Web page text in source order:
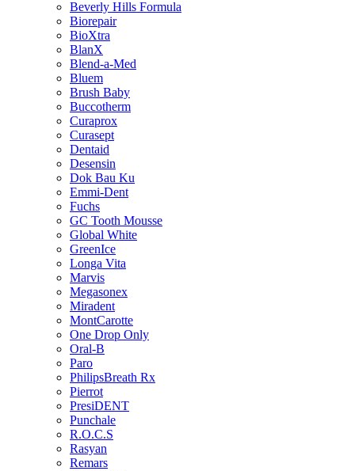
Beverly Hills Formula
Biorepair
BioXtra
BlanX
Blend-a-Med
Bluem
Brush Baby
Buccotherm
Curaprox
Curasept
Dentaid
Desensin
Dok Bau Ku
Emmi-Dent
Fuchs
GC Tooth Mousse
Global White
GreenIce
Longa Vita
Marvis
Megasonex
Miradent
MontCarotte
One Drop Only
Oral-B
Paro
PhilipsBreath Rx
Pierrot
PresiDENT
Punchale
R.O.C.S
Rasyan
Remars